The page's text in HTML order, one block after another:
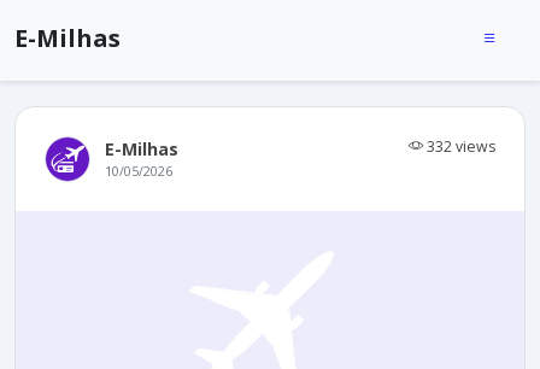
E-Milhas
E-Milhas 332 views
10/05/2026